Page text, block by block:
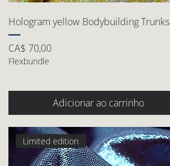
Hologram yellow Bodybuilding Trunks
Preço
CA$ 70,00
Flexbundle
Adicionar ao carrinho
Limited edition